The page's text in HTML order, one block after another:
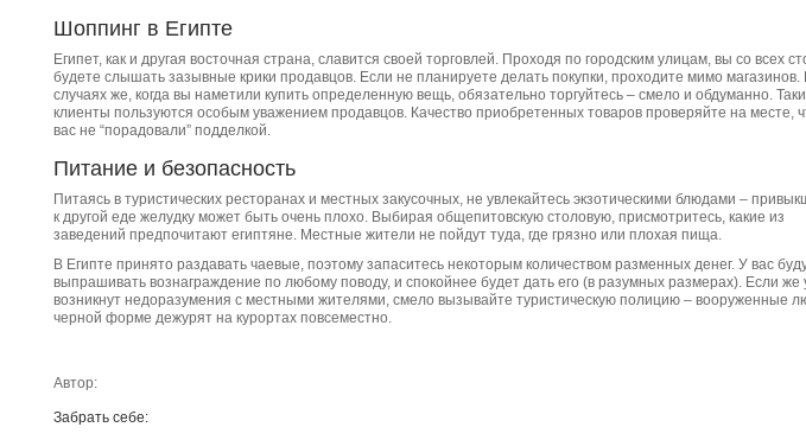
Шоппинг в Египте
Египет, как и другая восточная страна, славится своей торговлей. Проходя по городским улицам, вы со всех
будете слышать зазывные крики продавцов. Если не планируете делать покупки, проходите мимо магазинов.
случаях же, когда вы наметили купить определенную вещь, обязательно торгуйтесь – смело и обдуманно.
клиенты пользуются особым уважением продавцов. Качество приобретенных товаров проверяйте на месте,
вас не “порадовали” подделкой.
Питание и безопасность
Питаясь в туристических ресторанах и местных закусочных, не увлекайтесь экзотическими блюдами –
к другой еде желудку может быть очень плохо. Выбирая общепитовскую столовую, присмотритесь, какие из
заведений предпочитают египтяне. Местные жители не пойдут туда, где грязно или плохая пища.
В Египте принято раздавать чаевые, поэтому запаситесь некоторым количеством разменных денег. У вас
выпрашивать вознаграждение по любому поводу, и спокойнее будет дать его (в разумных размерах). Если же
возникнут недоразумения с местными жителями, смело вызывайте туристическую полицию – вооруженные
черной форме дежурят на курортах повсеместно.
Автор:
Забрать себе: